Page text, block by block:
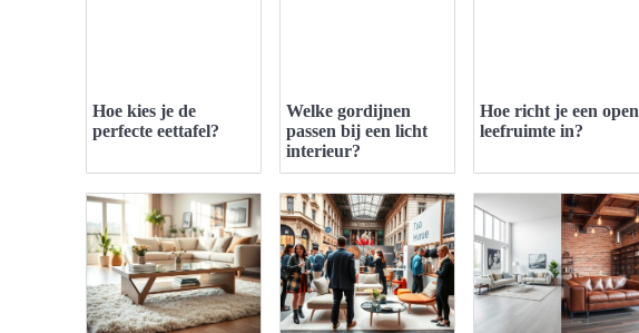
Hoe kies je de
perfecte eettafel?
Welke gordijnen
passen bij een licht
interieur?
Hoe richt je een open
leefruimte in?